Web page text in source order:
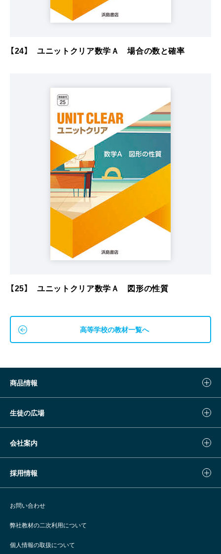
【24】 ユニットクリア数学Ａ 場合の数と確率
【25】 ユニットクリア数学Ａ 図形の性質
高等学校の教材一覧へ
商品情報
生徒の広場
会社案内
採用情報
お問い合わせ
弊社教材の二次利用について
個人情報の取扱について